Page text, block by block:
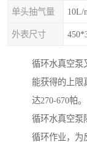
单头抽气量 10L/
外表尺寸
循环水真空泵
能获得的上限
达270-670帕。
循环水真空泵
循环作业，为